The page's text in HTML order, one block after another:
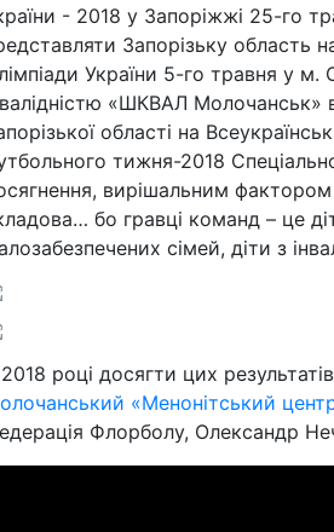
- 2018 у Запоріжжі 25-го
Запорізьку область
України 5-го травня у м.
«ШКВАЛ
області на
тижня-2018
вирішальним фактором
бо гравці команд – це
сімей, діти з
році досягти цих
«Менонітський
Флорболу, Олександр